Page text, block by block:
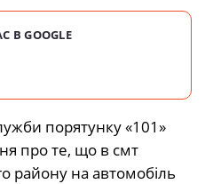
GOOGLE
порятунку «101»
про те, що в смт
району на автомобіль